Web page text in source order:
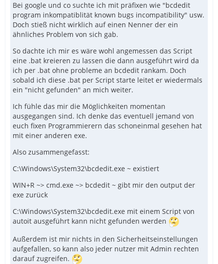
Bei google und co suchte ich mit präfixen wie "bcdedit
program inkompatiblität known bugs incompatibility" usw.
Doch stieß nicht wirklich auf einen Nenner der ein
ähnliches Problem von sich gab.
So dachte ich mir es wäre wohl angemessen das Script
eine .bat kreieren zu lassen die dann ausgeführt wird da
ich per .bat ohne probleme an bcdedit rankam. Doch
sobald ich diese .bat per Script starte leitet er wiedermals
ein "nicht gefunden" an mich weiter.
Ich fühle das mir die Möglichkeiten momentan
ausgegangen sind. Ich denke das eventuell jemand von
euch fixen Programmierern das schoneinmal gesehen hat
mit einer anderen exe.
Also zusammengefasst:
C:\Windows\System32\bcdedit.exe ~ existiert
WIN+R ~> cmd.exe ~> bcdedit ~ gibt mir den output der
exe zurück
C:\Windows\System32\bcdedit.exe mit einem Script von
autoit ausgeführt kann nicht gefunden werden
Außerdem ist mir nichts in den Sicherheitseinstellungen
aufgefallen, so kann also jeder nutzer mit Admin rechten
darauf zugreifen.